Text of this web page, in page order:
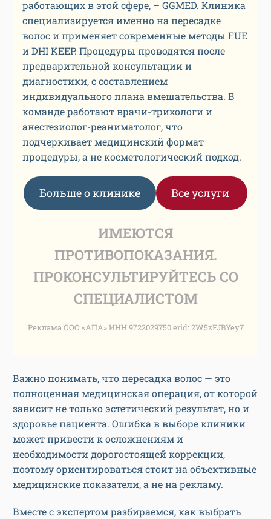
работающих в этой сфере, – GGMED. Клиника
специализируется именно на пересадке
волос и применяет современные методы FUE
и DHI KEEP. Процедуры проводятся после
предварительной консультации и
диагностики, с составлением
индивидуального плана вмешательства. В
команде работают врачи-трихологи и
анестезиолог-реаниматолог, что
подчеркивает медицинский формат
процедуры, а не косметологический подход.
Больше о клинике Все услуги
ИМЕЮТСЯ
ПРОТИВОПОКАЗАНИЯ.
ПРОКОНСУЛЬТИРУЙТЕСЬ СО
СПЕЦИАЛИСТОМ
Реклама ООО «АПА» ИНН 9722029750 erid: 2W5zFJBYey7
Важно понимать, что пересадка волос — это
полноценная медицинская операция, от которой
зависит не только эстетический результат, но и
здоровье пациента. Ошибка в выборе клиники
может привести к осложнениям и
необходимости дорогостоящей коррекции,
поэтому ориентироваться стоит на объективные
медицинские показатели, а не на рекламу.
Вместе с экспертом разбираемся, как выбрать